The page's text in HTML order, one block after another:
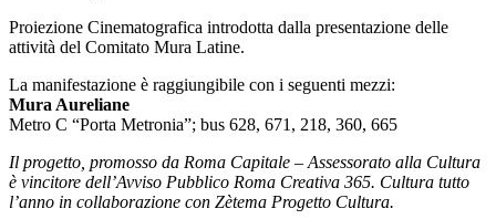
Proiezione Cinematografica introdotta dalla presentazione delle
attività del Comitato Mura Latine.
La manifestazione è raggiungibile con i seguenti mezzi:
Mura Aureliane
Metro C “Porta Metronia”; bus 628, 671, 218, 360, 665
Il progetto, promosso da Roma Capitale – Assessorato alla Cultura
è vincitore dell’Avviso Pubblico Roma Creativa 365. Cultura tutto
l’anno in collaborazione con Zètema Progetto Cultura.